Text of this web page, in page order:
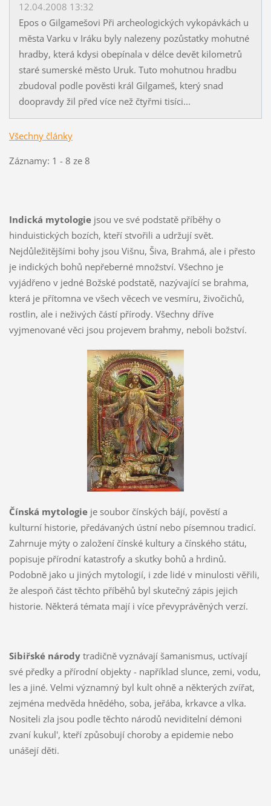
12.04.2008 13:32
Epos o Gilgamešovi Při archeologických vykopávkách u
města Varku v Iráku byly nalezeny pozůstatky mohutné
hradby, která kdysi obepínala v délce devět kilometrů
staré sumerské město Uruk. Tuto mohutnou hradbu
zbudoval podle pověsti král Gilgameš, který snad
doopravdy žil před více než čtyřmi tisíci...
Všechny články
Záznamy: 1 - 8 ze 8
Indická mytologiejsou ve své podstatě příběhy o
hinduistických bozích, kteří stvořili a udržují svět.
Nejdůležitějšími bohy jsou Višnu, Šiva, Brahmá, ale i přesto
je indických bohů nepřeberné množství. Všechno je
vyjádřeno v jedné Božské podstatě, nazývající se brahma,
která je přítomna ve všech věcech ve vesmíru, živočichů,
rostlin, ale i neživých částí přírody. Všechny dříve
vyjmenované věci jsou projevem brahmy, neboli božství.
Čínská mytologieje soubor čínských bájí, pověstí a
kulturní historie, předávaných ústní nebo písemnou tradicí.
Zahrnuje mýty o založení čínské kultury a čínského státu,
popisuje přírodní katastrofy a skutky bohů a hrdinů.
Podobně jako u jiných mytologií, i zde lidé v minulosti věřili,
že alespoň část těchto příběhů byl skutečný zápis jejich
historie. Některá témata mají i více převyprávěných verzí.
Sibiřské národytradičně vyznávají šamanismus, uctívají
své předky a přírodní objekty - například slunce, zemi, vodu,
les a jiné. Velmi významný byl kult ohně a některých zvířat,
zejména medvěda hnědého, soba, jeřába, krkavce a vlka.
Nositeli zla jsou podle těchto národů neviditelní démoni
zvaní kukul', kteří způsobují choroby a epidemie nebo
unášejí děti.